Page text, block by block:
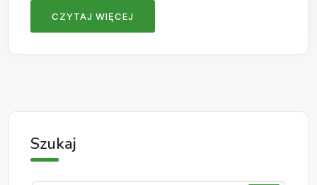
CZYTAJ WIĘCEJ
Szukaj